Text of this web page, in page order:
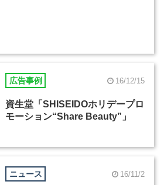
広告事例 16/12/15
資生堂「SHISEIDOホリデープロ
モーション“Share Beauty”」
ニュース 16/11/2